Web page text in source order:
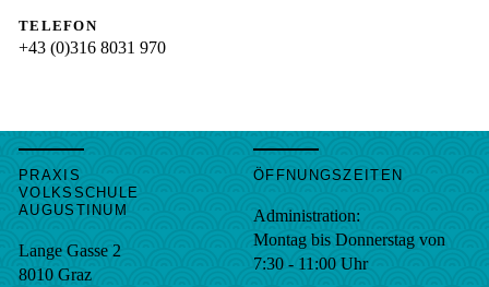
TELEFON
+43 (0)316 8031 970
PRAXIS
VOLKSSCHULE
AUGUSTINUM
Lange Gasse 2
8010 Graz
ÖFFNUNGSZEITEN
Administration:
Montag bis Donnerstag von
7:30 - 11:00 Uhr